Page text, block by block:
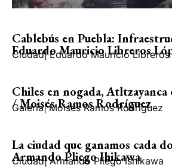
Cablebús en Puebla:
Eduardo Mauricio Libreros
Ciudad| Eduardo Mauricio
Chiles en nogada,
/ Moisés Ramos Rodríguez
Galería| Moisés Ramos Rodríguez
La ciudad que ganamos cada
Armando Pliego Ihikawa
Ciudad| Armando Pliego Ishikawa